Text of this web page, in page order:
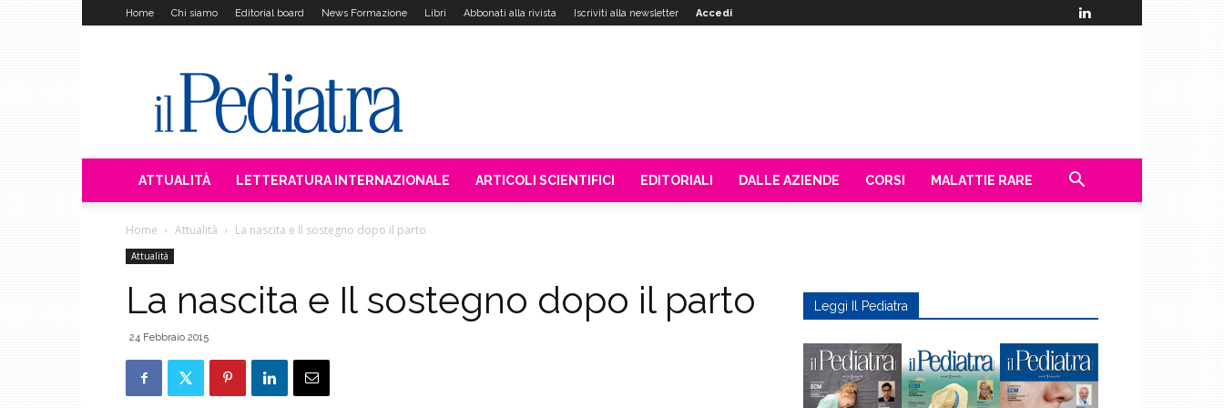
Home Chi siamo Editorial board News Formazione Libri Abbonati alla rivista Iscriviti alla newsletter Accedi
Pediatra
ATTUALITÀ LETTERATURA INTERNAZIONALE ARTICOLI SCIENTIFICI EDITORIALI DALLE AZIENDE CORSI MALATTIE RARE
Home Attualità La nascita e Il sostegno dopo il parto
Attualità
La nascita e Il sostegno dopo il parto
24 Febbraio 2015
Leggi Il Pediatra